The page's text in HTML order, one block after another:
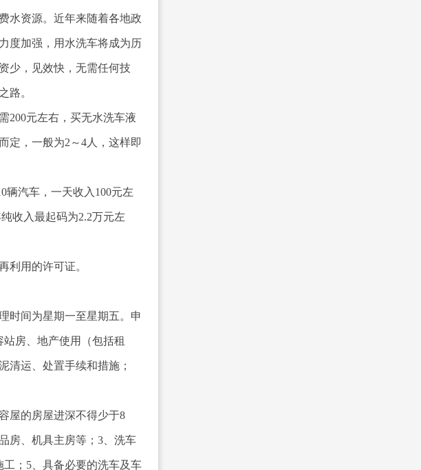
水资源。近年来随着各地政
度加强，用水洗车将成为历
少，见效快，无需任何技
路。
200元左右，买无水洗车液
定，一般为2～4人，这样即
辆汽车，一天收入100元左
收入最起码为2.2万元左
利用的许可证。
时间为星期一至星期五。申
房、地产使用（包括租
清运、处置手续和措施；
屋的房屋进深不得少于8
房、机具主房等；3、洗车
；5、具备必要的洗车及车